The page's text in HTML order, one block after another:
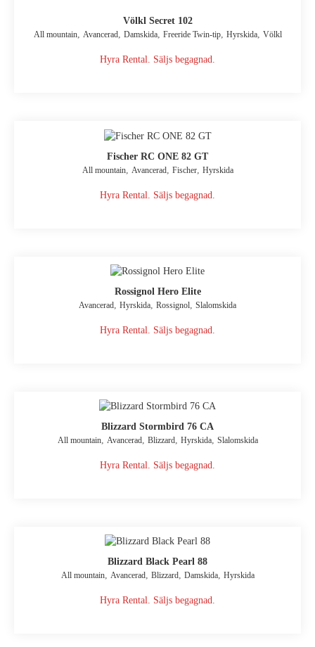
Völkl Secret 102
All mountain, Avancerad, Damskida, Freeride Twin-tip, Hyrskida, Völkl
Hyra Rental. Säljs begagnad.
Fischer RC ONE 82 GT
All mountain, Avancerad, Fischer, Hyrskida
Hyra Rental. Säljs begagnad.
Rossignol Hero Elite
Avancerad Hyrskida Rossignol Slalomskida
Hyra Rental. Säljs begagnad.
Blizzard Stormbird 76 CA
All mountain, Avancerad, Blizzard, Hyrskida, Slalomskida
Hyra Rental. Säljs begagnad.
Blizzard Black Pearl 88
All mountain, Avancerad, Blizzard, Damskida, Hyrskida
Hyra Rental. Säljs begagnad.